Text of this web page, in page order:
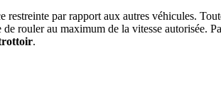
par rapport aux autres véhicules.
rouler au maximum de la vitesse autorisée.
.